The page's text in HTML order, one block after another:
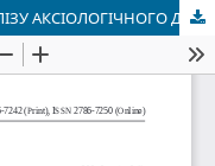
МЕТОДОЛОГІЧНІ ПІДХОДИ ДО АНАЛІЗУ АКСІОЛОГІЧНОГО ДИСКУРСУ ПРАВОСЛАВНИХ ЦЕРКОВ У МЕДІАПРОСТОРІ УКРАЇНИ